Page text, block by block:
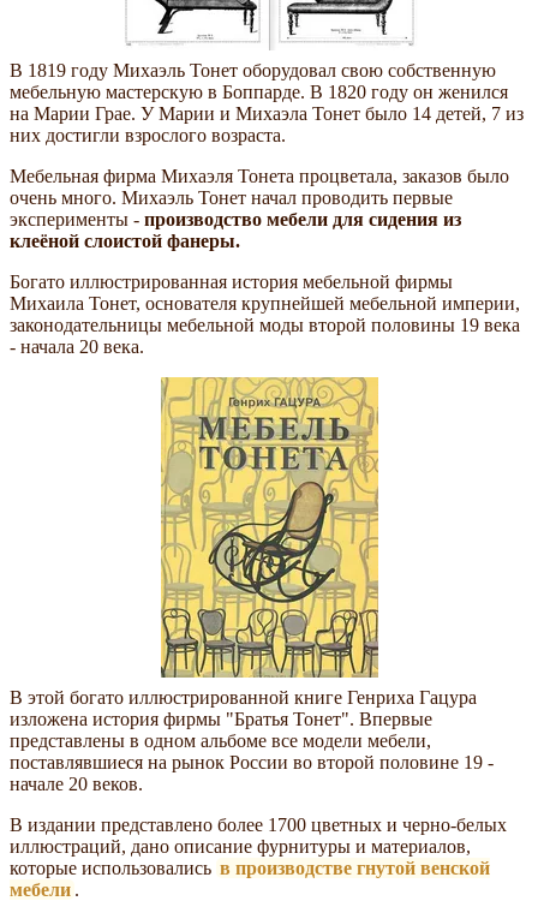
В 1819 году Михаэль Тонет оборудовал свою собственную
мебельную мастерскую в Боппарде. В 1820 году он женился
на Марии Грае. У Марии и Михаэла Тонет было 14 детей, 7 из
них достигли взрослого возраста.
Мебельная фирма Михаэля Тонета процветала, заказов было
очень много. Михаэль Тонет начал проводить первые
эксперименты - производство мебели для сидения из
клеёной слоистой фанеры.
Богато иллюстрированная история мебельной фирмы
Михаила Тонет, основателя крупнейшей мебельной империи,
законодательницы мебельной моды второй половины 19 века
- начала 20 века.
В этой богато иллюстрированной книге Генриха Гацура
изложена история фирмы "Братья Тонет". Впервые
представлены в одном альбоме все модели мебели,
поставлявшиеся на рынок России во второй половине 19 -
начале 20 веков.
В издании представлено более 1700 цветных и черно-белых
иллюстраций, дано описание фурнитуры и материалов,
которые использовались в производстве гнутой венской
мебели .